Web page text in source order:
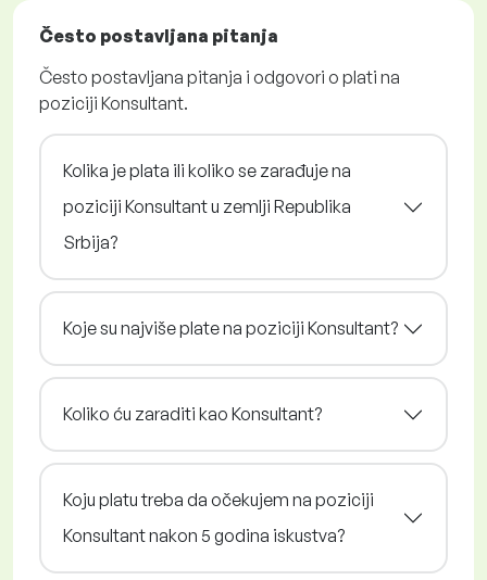
Često postavljana pitanja
Često postavljana pitanja i odgovori o plati na
poziciji Konsultant.
Kolika je plata ili koliko se zarađuje na
poziciji Konsultant u zemlji Republika
Srbija?
Koje su najviše plate na poziciji Konsultant?
Koliko ću zaraditi kao Konsultant?
Koju platu treba da očekujem na poziciji
Konsultant nakon 5 godina iskustva?